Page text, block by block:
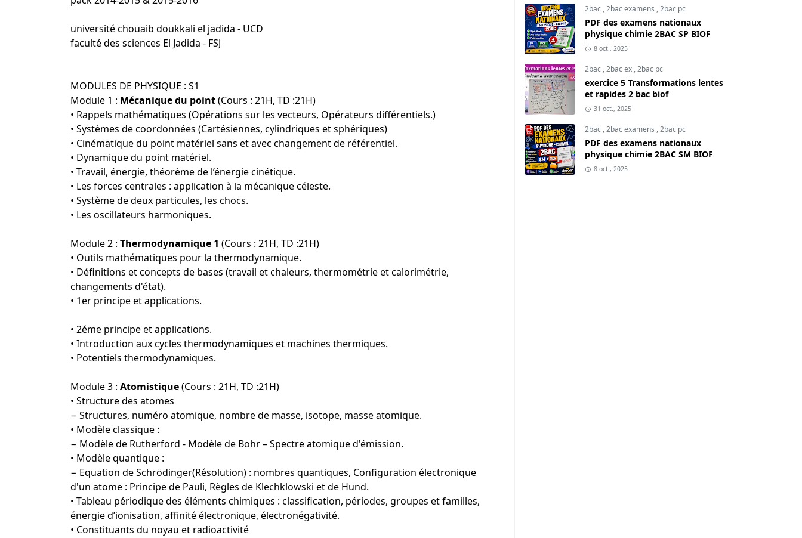
université chouaib doukkali el jadida - UCD
faculté des sciences El Jadida - FSJ
MODULES DE PHYSIQUE : S1
Module 1 : Mécanique du point(Cours : 21H, TD :21H)
• Rappels mathématiques (Opérations sur les vecteurs, Opérateurs différentiels.)
• Systèmes de coordonnées (Cartésiennes, cylindriques et sphériques)
• Cinématique du point matériel sans et avec changement de référentiel.
• Dynamique du point matériel.
• Travail, énergie, théorème de l’énergie cinétique.
• Les forces centrales : application à la mécanique céleste.
• Système de deux particules, les chocs.
• Les oscillateurs harmoniques.
Module 2 : Thermodynamique 1 (Cours : 21H, TD :21H)
• Outils mathématiques pour la thermodynamique.
• Définitions et concepts de bases (travail et chaleurs, thermométrie et calorimétrie,
changements d'état).
• 1er principe et applications.
• 2éme principe et applications.
• Introduction aux cycles thermodynamiques et machines thermiques.
• Potentiels thermodynamiques.
Module 3 : Atomistique(Cours : 21H, TD :21H)
• Structure des atomes
− Structures, numéro atomique, nombre de masse, isotope, masse atomique.
• Modèle classique :
− Modèle de Rutherford - Modèle de Bohr – Spectre atomique d'émission.
• Modèle quantique :
− Equation de Schrödinger(Résolution) : nombres quantiques, Configuration électronique
d'un atome : Principe de Pauli, Règles de Klechklowski et de Hund.
• Tableau périodique des éléments chimiques : classification, périodes, groupes et familles,
énergie d’ionisation, affinité électronique, électronégativité.
• Constituants du noyau et radioactivité
2bac,2bac examens ,2bac pc
PDF des examens nationaux
physique chimie 2BAC SP BIOF
8 oct., 2025
2bac,2bac ex,2bac pc
exercice 5 Transformations lentes
et rapides 2 bac biof
31 oct., 2025
2bac,2bac examens ,2bac pc
PDF des examens nationaux
physique chimie 2BAC SM BIOF
8 oct., 2025